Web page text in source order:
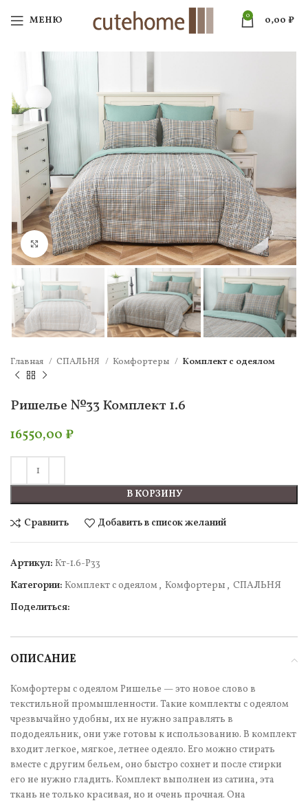
МЕНЮ 0 0,00 ₽
Нажмите, чтобы увеличить
Главная СПАЛЬНЯ Комфортеры Комплект c одеялом
Ришелье №33 Комплект 1.6
16550,00 ₽
В КОРЗИНУ
Сравнить Добавить в список желаний
Артикул: Кт-1.6-Р33
Категории: Комплект c одеялом , Комфортеры , СПАЛЬНЯ
Поделиться:
ОПИСАНИЕ
Комфортеры с одеялом Ришелье — это новое слово в
текстильной промышленности. Такие комплекты с одеялом
чрезвычайно удобны, их не нужно заправлять в
пододеяльник, они уже готовы к использованию. В комплект
входит легкое, мягкое, летнее одеяло. Его можно стирать
вместе с другим бельем, оно быстро сохнет и после стирки
его не нужно гладить. Комплект выполнен из сатина, эта
ткань не только красивая, но и очень прочная. Она